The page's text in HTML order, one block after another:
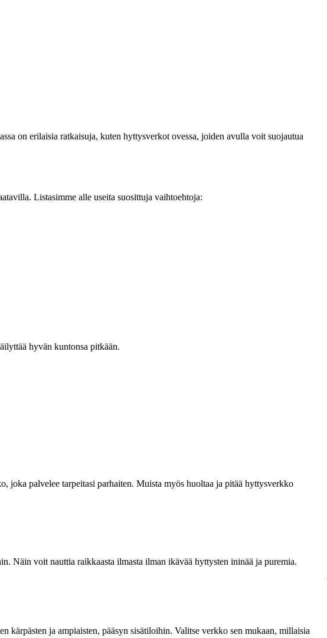
on erilaisia ratkaisuja, kuten hyttysverkot ovessa, joiden avulla voit suojautua
Listasimme alle useita suosittuja vaihtoehtoja:
hyvän kuntonsa pitkään.
joka palvelee tarpeitasi parhaiten. Muista myös huoltaa ja pitää hyttysverkko
Näin voit nauttia raikkaasta ilmasta ilman ikävää hyttysten ininää ja puremia.
ja ampiaisten, pääsyn sisätiloihin. Valitse verkko sen mukaan, millaisia